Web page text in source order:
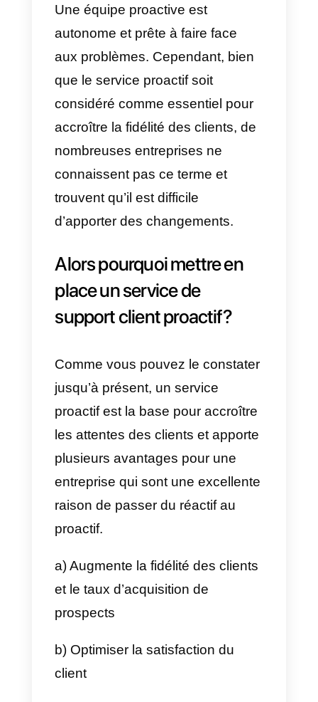
autonome pour un marché où la
concurrence est importante.
Pour mieux comprendre,
service réactifest un service où
le client communique par le biais
d’un moyen de contact et attend
une réponse pendant que le
le biais de tickets.
Dans un service proactif, la base
ce cas, l’entreprise anticipe pour
agir sur un problème sans
attendre qu’il se produise et que
le client communique
Des stratégies sont élaborées qui
peuvent constituer une solution
Une équipe proactive est
autonome et prête à faire face
aux problèmes. Cependant, bien
que le service proactif soit